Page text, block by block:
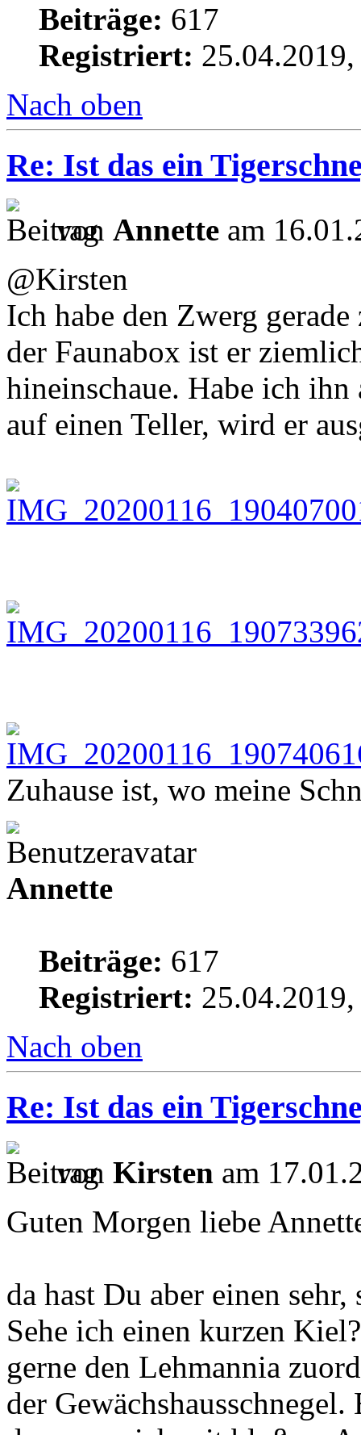
Beiträge: 617
Registriert:
Nach oben
Re: Ist das ein
von Annette am
@Kirsten
Ich habe den Zwerg
der Faunabox ist er
hineinschaue. Habe ich
auf einen Teller, wird er
Zuhause ist, wo meine
Annette
Beiträge: 617
Registriert:
Nach oben
Re: Ist das ein
von Kirsten am
Guten Morgen liebe
da hast Du aber einen
Sehe ich einen kurzen
gerne den Lehmannia
der